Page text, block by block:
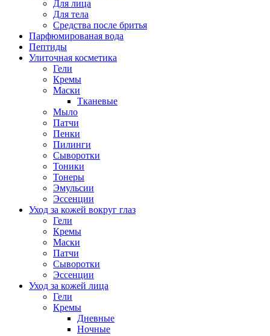
Для лица
Для тела
Средства после бритья
Парфюмированая вода
Пептиды
Улиточная косметика
Гели
Кремы
Маски
Тканевые
Мыло
Патчи
Пенки
Пилинги
Сыворотки
Тоники
Тонеры
Эмульсии
Эссенции
Уход за кожей вокруг глаз
Гели
Кремы
Маски
Патчи
Сыворотки
Эссенции
Уход за кожей лица
Гели
Кремы
Дневные
Ночные